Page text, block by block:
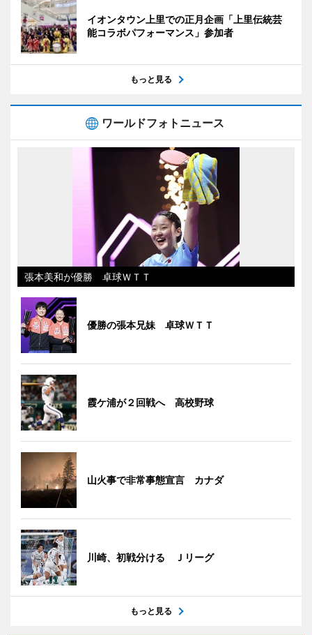
イオンタウン上里での正月企画「上里伝統芸
能コラボパフォーマンス」参加者
もっと見る
ワールドフォトニュース
張本美和が優勝 卓球ＷＴＴ
優勝の張本兄妹 卓球ＷＴＴ
霞ケ浦が２回戦へ 高校野球
山火事で非常事態宣言 カナダ
川崎、初戦分ける Ｊリーグ
もっと見る